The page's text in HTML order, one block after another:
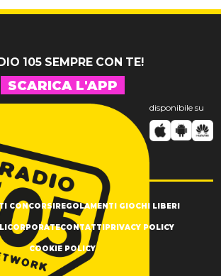
grato alla
300
105 SEMPRE CON TE!
SCARICA L'APP
disponibile su
CONCORSIREGOLAMENTI GIOCHI LIBERI
CORPORATECONTATTIPRIVACY POLICY
COOKIE POLICY